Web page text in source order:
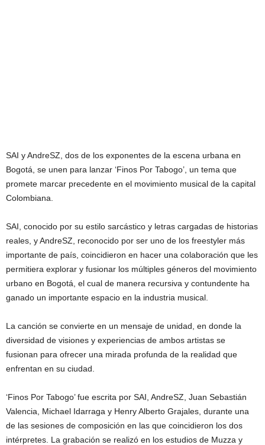
SAI y AndreSZ, dos de los exponentes de la escena urbana en
Bogotá, se unen para lanzar ‘Finos Por Tabogo’, un tema que
promete marcar precedente en el movimiento musical de la capital
Colombiana.
SAI, conocido por su estilo sarcástico y letras cargadas de historias
reales, y AndreSZ, reconocido por ser uno de los freestyler más
importante de país, coincidieron en hacer una colaboración que les
permitiera explorar y fusionar los múltiples géneros del movimiento
urbano en Bogotá, el cual de manera recursiva y contundente ha
ganado un importante espacio en la industria musical.
La canción se convierte en un mensaje de unidad, en donde la
diversidad de visiones y experiencias de ambos artistas se
fusionan para ofrecer una mirada profunda de la realidad que
enfrentan en su ciudad.
‘Finos Por Tabogo’ fue escrita por SAI, AndreSZ, Juan Sebastián
Valencia, Michael Idarraga y Henry Alberto Grajales, durante una
de las sesiones de composición en las que coincidieron los dos
intérpretes. La grabación se realizó en los estudios de Muzza y